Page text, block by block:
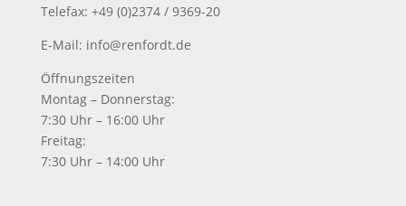
Telefax: +49 (0)2374 / 9369-20
E-Mail: info@renfordt.de
Öffnungszeiten
Montag – Donnerstag:
7:30 Uhr – 16:00 Uhr
Freitag:
7:30 Uhr – 14:00 Uhr